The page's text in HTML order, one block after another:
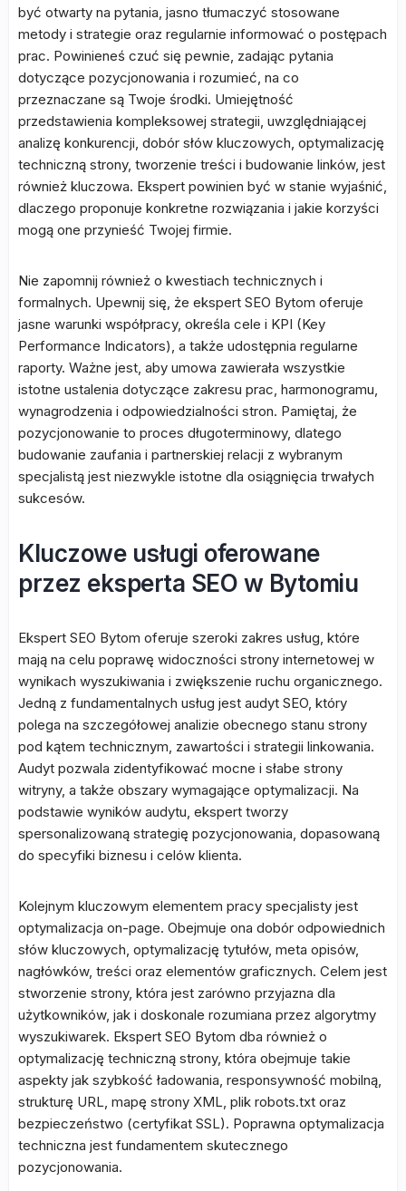
być otwarty na pytania, jasno tłumaczyć stosowane
metody i strategie oraz regularnie informować o postępach
prac. Powinieneś czuć się pewnie, zadając pytania
dotyczące pozycjonowania i rozumieć, na co
przeznaczane są Twoje środki. Umiejętność
przedstawienia kompleksowej strategii, uwzględniającej
analizę konkurencji, dobór słów kluczowych, optymalizację
techniczną strony, tworzenie treści i budowanie linków, jest
również kluczowa. Ekspert powinien być w stanie wyjaśnić,
dlaczego proponuje konkretne rozwiązania i jakie korzyści
mogą one przynieść Twojej firmie.
Nie zapomnij również o kwestiach technicznych i
formalnych. Upewnij się, że ekspert SEO Bytom oferuje
jasne warunki współpracy, określa cele i KPI (Key
Performance Indicators), a także udostępnia regularne
raporty. Ważne jest, aby umowa zawierała wszystkie
istotne ustalenia dotyczące zakresu prac, harmonogramu,
wynagrodzenia i odpowiedzialności stron. Pamiętaj, że
pozycjonowanie to proces długoterminowy, dlatego
budowanie zaufania i partnerskiej relacji z wybranym
specjalistą jest niezwykle istotne dla osiągnięcia trwałych
sukcesów.
Kluczowe usługi oferowane
przez eksperta SEO w Bytomiu
Ekspert SEO Bytom oferuje szeroki zakres usług, które
mają na celu poprawę widoczności strony internetowej w
wynikach wyszukiwania i zwiększenie ruchu organicznego.
Jedną z fundamentalnych usług jest audyt SEO, który
polega na szczegółowej analizie obecnego stanu strony
pod kątem technicznym, zawartości i strategii linkowania.
Audyt pozwala zidentyfikować mocne i słabe strony
witryny, a także obszary wymagające optymalizacji. Na
podstawie wyników audytu, ekspert tworzy
spersonalizowaną strategię pozycjonowania, dopasowaną
do specyfiki biznesu i celów klienta.
Kolejnym kluczowym elementem pracy specjalisty jest
optymalizacja on-page. Obejmuje ona dobór odpowiednich
słów kluczowych, optymalizację tytułów, meta opisów,
nagłówków, treści oraz elementów graficznych. Celem jest
stworzenie strony, która jest zarówno przyjazna dla
użytkowników, jak i doskonale rozumiana przez algorytmy
wyszukiwarek. Ekspert SEO Bytom dba również o
optymalizację techniczną strony, która obejmuje takie
aspekty jak szybkość ładowania, responsywność mobilną,
strukturę URL, mapę strony XML, plik robots.txt oraz
bezpieczeństwo (certyfikat SSL). Poprawna optymalizacja
techniczna jest fundamentem skutecznego
pozycjonowania.